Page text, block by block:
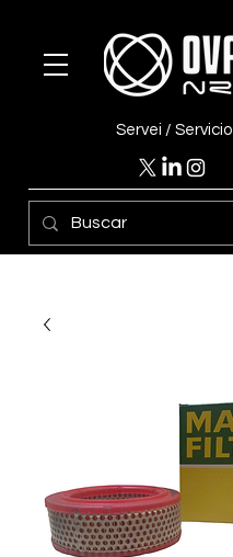
Servei / Servicio